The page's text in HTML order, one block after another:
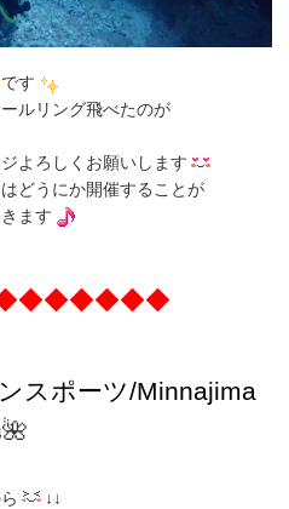
です
ルリング飛べたのが
よろしくお願いします
どうにか開催することが
ます
スポーツ/Minnajima
🌺
↓↓